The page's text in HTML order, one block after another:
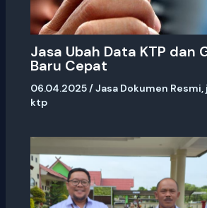
Jasa Ubah Data KTP dan
Baru Cepat
06.04.2025/Jasa Dokumen Resmi,
ktp